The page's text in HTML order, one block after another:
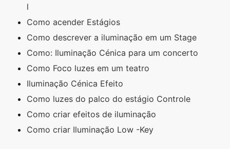
l
Como acender Estágios
Como descrever a iluminação em um Stage
Como: Iluminação Cénica para um concerto
Como Foco luzes em um teatro
Iluminação Cénica Efeito
Como luzes do palco do estágio Controle
Como criar efeitos de iluminação
Como criar Iluminação Low -Key